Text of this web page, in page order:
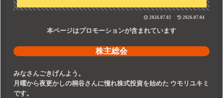
2026.07.02 2026.07.04
本ページはプロモーションが含まれています
株主総会
みなさんごきげんよう。
月曜から夜更かしの桐谷さんに憧れ株式投資を始めた ウモリユキミ
です。